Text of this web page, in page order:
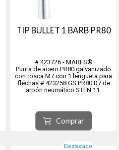
TIP BULLET 1 BARB PR80
# 423726 - MARES®
Punta de acero PR80 galvanizado
con rosca M7 con 1 lengüeta para
flechas # 423258 GS PR80 D7 de
arpón neumático STEN 11.
Comprar
Destacado